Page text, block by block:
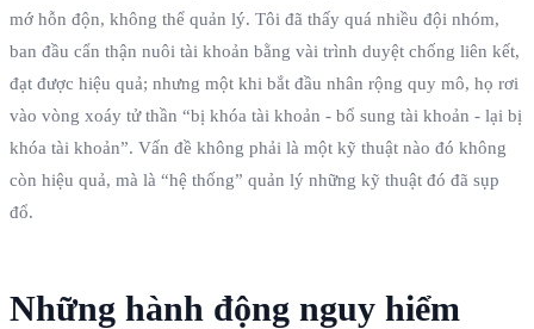
mớ hỗn độn, không thể quản lý. Tôi đã thấy quá nhiều đội nhóm,
ban đầu cẩn thận nuôi tài khoản bằng vài trình duyệt chống liên kết,
đạt được hiệu quả; nhưng một khi bắt đầu nhân rộng quy mô, họ rơi
vào vòng xoáy tử thần “bị khóa tài khoản - bổ sung tài khoản - lại bị
khóa tài khoản”. Vấn đề không phải là một kỹ thuật nào đó không
còn hiệu quả, mà là “hệ thống” quản lý những kỹ thuật đó đã sụp
đổ.
Những hành động nguy hiểm